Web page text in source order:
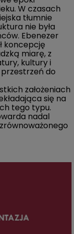
W czasach
tłumnie
nie była
Ebenezer
koncepcję
miarę, z
kultury i
do
założeniach
się na
tego typu.
nadal